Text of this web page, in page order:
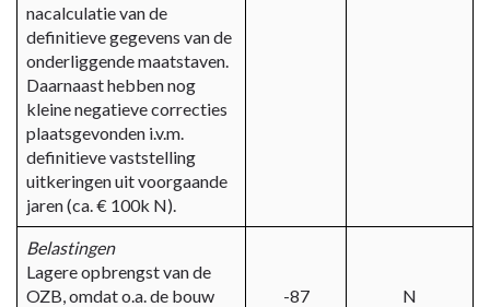
nacalculatie van de
definitieve gegevens van de
onderliggende maatstaven.
Daarnaast hebben nog
kleine negatieve correcties
plaatsgevonden i.v.m.
definitieve vaststelling
uitkeringen uit voorgaande
jaren (ca. € 100k N).
Belastingen
Lagere opbrengst van de
OZB, omdat o.a. de bouw
-87 N